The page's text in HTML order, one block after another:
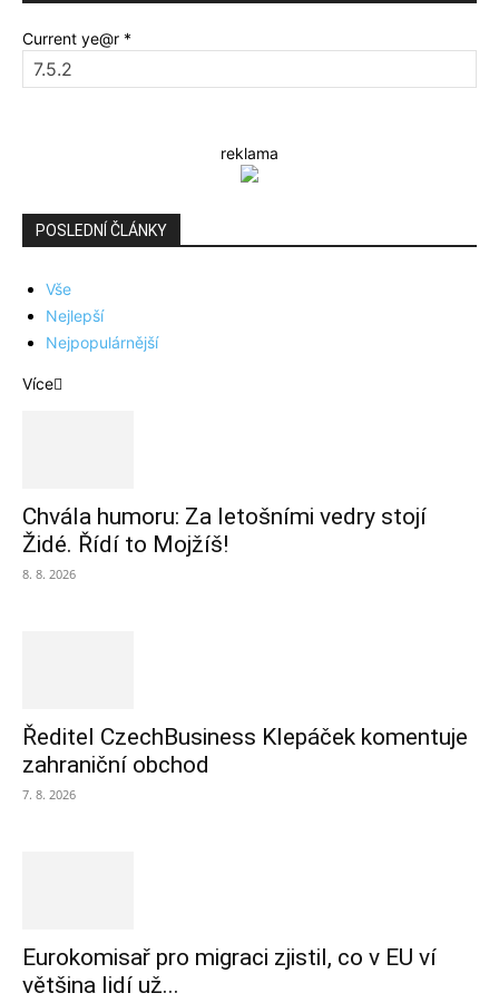
Current ye@r *
reklama
POSLEDNÍ ČLÁNKY
Vše
Nejlepší
Nejpopulárnější
Více
Chvála humoru: Za letošními vedry stojí
Židé. Řídí to Mojžíš!
8. 8. 2026
Ředitel CzechBusiness Klepáček komentuje
zahraniční obchod
7. 8. 2026
Eurokomisař pro migraci zjistil, co v EU ví
většina lidí už...